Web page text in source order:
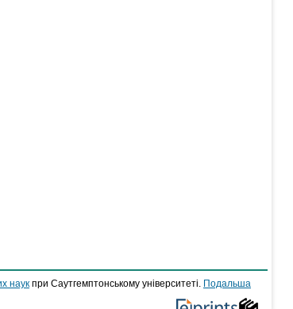
наук при Саутгемптонському університеті.
Подальша